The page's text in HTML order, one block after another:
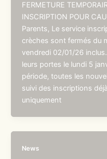
FERMETURE
INSCRIPTION POUR
Parents, Le service
crèches sont fermés du
vendredi 02/01/26
leurs portes le lundi 5
période, toutes les
suivi des inscriptions
uniquement
News